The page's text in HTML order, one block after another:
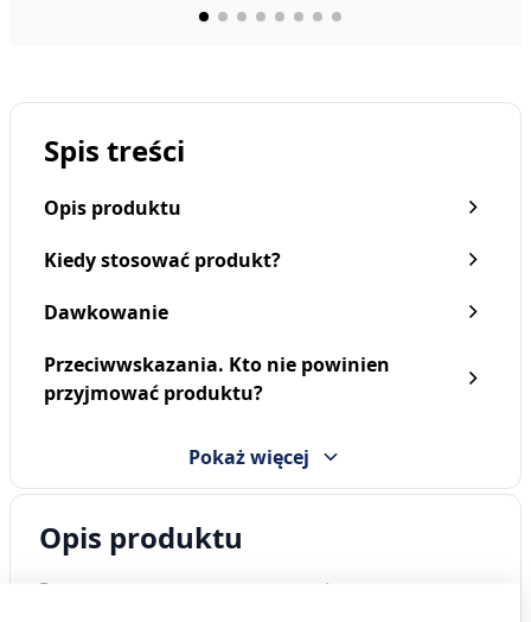
Melatonina LEK-AM, 5 mg,
tabletki, 30 szt.
Melatonina LEK-AM,
tabletki, 1 mg, (Lek-AM),
34,09 zł
Spis treści
Opis produktu
Kiedy stosować produkt?
Dawkowanie
Przeciwwskazania. Kto nie powinien
przyjmować produktu?
Pokaż więcej
Opis produktu
Preparat stosowany wspomagająco w